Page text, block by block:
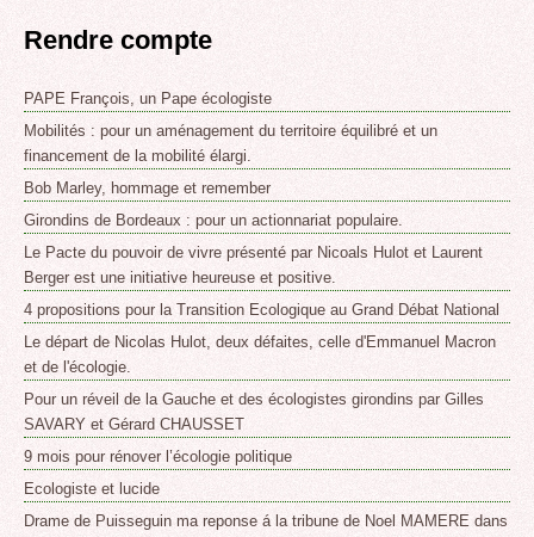
Rendre compte
PAPE François, un Pape écologiste
Mobilités : pour un aménagement du territoire équilibré et un
financement de la mobilité élargi.
Bob Marley, hommage et remember
Girondins de Bordeaux : pour un actionnariat populaire.
Le Pacte du pouvoir de vivre présenté par Nicoals Hulot et Laurent
Berger est une initiative heureuse et positive.
4 propositions pour la Transition Ecologique au Grand Débat National
Le départ de Nicolas Hulot, deux défaites, celle d'Emmanuel Macron
et de l'écologie.
Pour un réveil de la Gauche et des écologistes girondins par Gilles
SAVARY et Gérard CHAUSSET
9 mois pour rénover l’écologie politique
Ecologiste et lucide
Drame de Puisseguin ma reponse á la tribune de Noel MAMERE dans